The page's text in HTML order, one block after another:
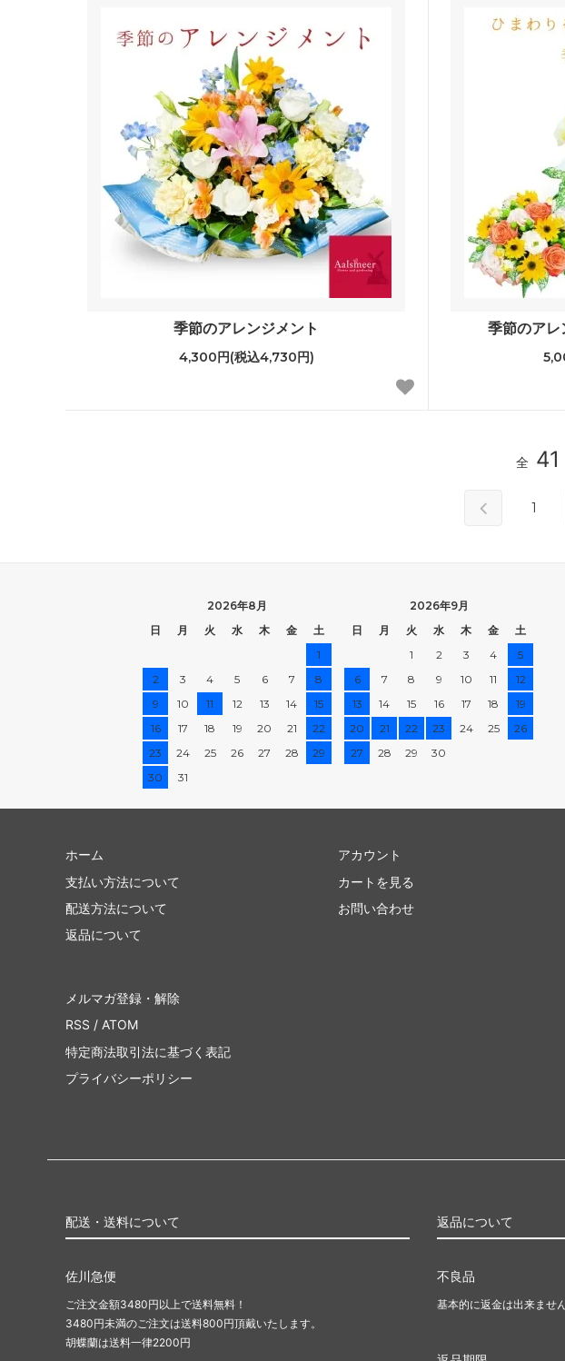
季節のアレンジメント
4,300円(税込4,730円)
季節のア
全 41
1
2026年8月
日
月 火 水 木 金
土
1
2
3 4 5 6 7
8
9
10 11 12 13 14
15
16
17 18 19 20 21
22
23
24 25 26 27 28
29
30
31
2026年9月
日
月 火 水 木 金
土
1
2 3 4
5
6
7 8 9 10 11
12
13
14 15 16 17 18
19
20
21 22 23 24 25
26
27
28 29 30
ホーム
支払い方法について
配送方法について
返品について
アカウント
カートを見る
お問い合わせ
メルマガ登録・解除
RSS / ATOM
特定商法取引法に基づく表記
プライバシーポリシー
配送・送料について
佐川急便
ご注文金額3480円以上で送料無料！
3480円未満のご注文は送料800円頂戴いたします。
胡蝶蘭は送料一律2200円
返品について
不良品
基本的に返金は出来ませ